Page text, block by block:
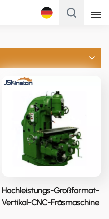
Français
English
Français
Italiano
Español
Türk
Hochleistungs-Großformat-
Vertikal-CNC-Fräsmaschine